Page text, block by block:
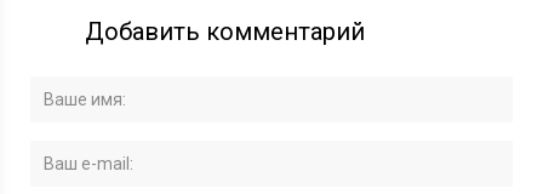
Добавить комментарий